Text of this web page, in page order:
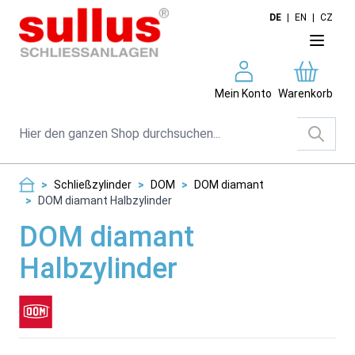
Direkt zum Inhalt
DE EN CZ
Mein Konto Warenkorb
Suche
> Schließzylinder > DOM >
DOM diamant
>
DOM diamant Halbzylinder
DOM diamant
Halbzylinder